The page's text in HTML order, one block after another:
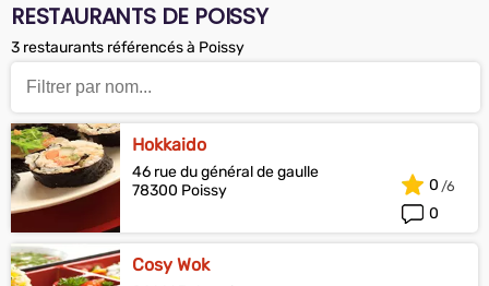
RESTAURANTS DE POISSY
3 restaurants référencés à Poissy
Hokkaido
46 rue du général de gaulle
78300 Poissy
0
0
Cosy Wok